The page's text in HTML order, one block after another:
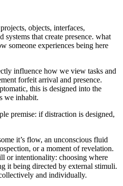
objects, interfaces,
systems that create presence. what
someone experiences being here
influence how we view tasks and
forfeit arrival and presence.
this is designed into the
we inhabit.
premise: if distraction is designed,
it’s flow, an unconscious fluid
or a moment of revelation.
or intentionality: choosing where
it being directed by external stimuli.
and individually.